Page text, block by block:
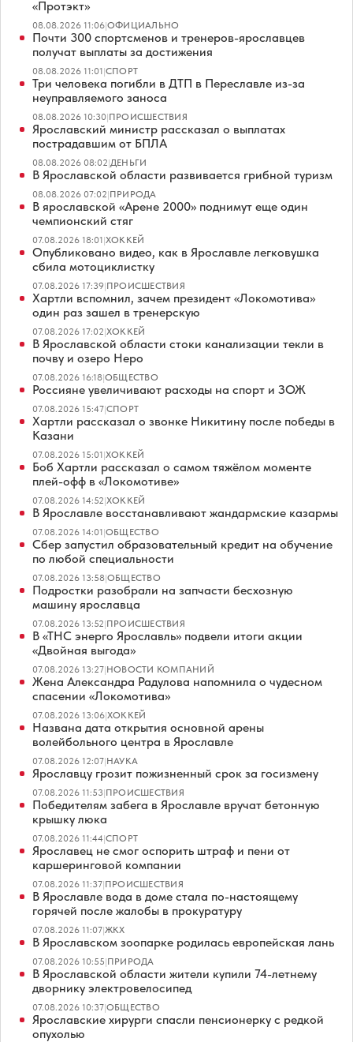
«Протэкт»
08.08.2026 11:06|ОФИЦИАЛЬНО
Почти 300 спортсменов и тренеров-ярославцев
получат выплаты за достижения
08.08.2026 11:01|СПОРТ
Три человека погибли в ДТП в Переславле из-за
неуправляемого заноса
08.08.2026 10:30|ПРОИСШЕСТВИЯ
Ярославский министр рассказал о выплатах
пострадавшим от БПЛА
08.08.2026 08:02|ДЕНЬГИ
В Ярославской области развивается грибной туризм
08.08.2026 07:02|ПРИРОДА
В ярославской «Арене 2000» поднимут еще один
чемпионский стяг
07.08.2026 18:01|ХОККЕЙ
Опубликовано видео, как в Ярославле легковушка
сбила мотоциклистку
07.08.2026 17:39|ПРОИСШЕСТВИЯ
Хартли вспомнил, зачем президент «Локомотива»
один раз зашел в тренерскую
07.08.2026 17:02|ХОККЕЙ
В Ярославской области стоки канализации текли в
почву и озеро Неро
07.08.2026 16:18|ОБЩЕСТВО
Россияне увеличивают расходы на спорт и ЗОЖ
07.08.2026 15:47|СПОРТ
Хартли рассказал о звонке Никитину после победы в
Казани
07.08.2026 15:01|ХОККЕЙ
Боб Хартли рассказал о самом тяжёлом моменте
плей-офф в «Локомотиве»
07.08.2026 14:52|ХОККЕЙ
В Ярославле восстанавливают жандармские казармы
07.08.2026 14:01|ОБЩЕСТВО
Сбер запустил образовательный кредит на обучение
по любой специальности
07.08.2026 13:58|ОБЩЕСТВО
Подростки разобрали на запчасти бесхозную
машину ярославца
07.08.2026 13:52|ПРОИСШЕСТВИЯ
В «ТНС энерго Ярославль» подвели итоги акции
«Двойная выгода»
07.08.2026 13:27|НОВОСТИ КОМПАНИЙ
Жена Александра Радулова напомнила о чудесном
спасении «Локомотива»
07.08.2026 13:06|ХОККЕЙ
Названа дата открытия основной арены
волейбольного центра в Ярославле
07.08.2026 12:07|НАУКА
Ярославцу грозит пожизненный срок за госизмену
07.08.2026 11:53|ПРОИСШЕСТВИЯ
Победителям забега в Ярославле вручат бетонную
крышку люка
07.08.2026 11:44|СПОРТ
Ярославец не смог оспорить штраф и пени от
каршеринговой компании
07.08.2026 11:37|ПРОИСШЕСТВИЯ
В Ярославле вода в доме стала по-настоящему
горячей после жалобы в прокуратуру
07.08.2026 11:07|ЖКХ
В Ярославском зоопарке родилась европейская лань
07.08.2026 10:55|ПРИРОДА
В Ярославской области жители купили 74-летнему
дворнику электровелосипед
07.08.2026 10:37|ОБЩЕСТВО
Ярославские хирурги спасли пенсионерку с редкой
опухолью